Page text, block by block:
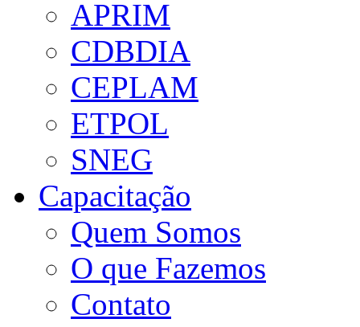
APRIM
CDBDIA
CEPLAM
ETPOL
SNEG
Capacitação
Quem Somos
O que Fazemos
Contato